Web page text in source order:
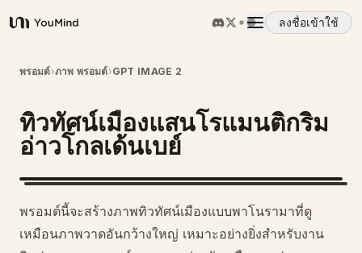
YouMind
ลงชื่อเข้าใช้
ภาพรวม
กรณีการใช้งาน
ทักษะ
พรอมต์
พรอมต์›ภาพ พรอมต์›GPT IMAGE 2
ทิวทัศน์เมืองแสนโรแมนติกริม
อ่าวโกลเด้นเบย์
พรอมต์นี้จะสร้างภาพทิวทัศน์เมืองแบบพาโนรามาที่ดู
เหมือนภาพวาดอันกว้างใหญ่ เหมาะอย่างยิ่งสำหรับงาน